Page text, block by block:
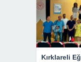
Kırklareli